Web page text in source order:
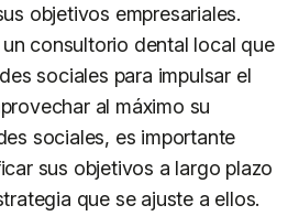
objetivos empresariales.
consultorio dental local que
sociales para impulsar el
al máximo su
sociales, es importante
sus objetivos a largo plazo
que se ajuste a ellos.